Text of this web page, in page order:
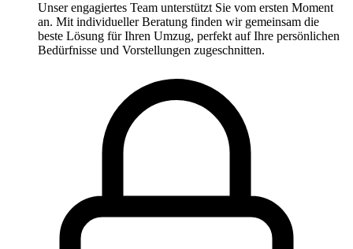
Unser engagiertes Team unterstützt Sie vom ersten Moment
an. Mit individueller Beratung finden wir gemeinsam die
beste Lösung für Ihren Umzug, perfekt auf Ihre persönlichen
Bedürfnisse und Vorstellungen zugeschnitten.